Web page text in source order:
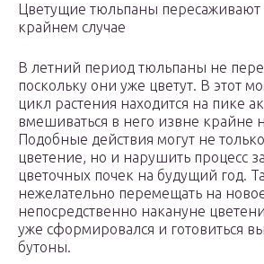
Цветущие тюльпаны пересаживают
крайнем случае
В летний период тюльпаны не
поскольку они уже цветут. В этот
цикл растения находится на пике
вмешиваться в него извне крайне
Подобные действия могут не
цветение, но и нарушить процесс
цветочных почек на будущий год.
нежелательно перемещать на
непосредственно накануне
уже сформировался и готовиться
бутоны.